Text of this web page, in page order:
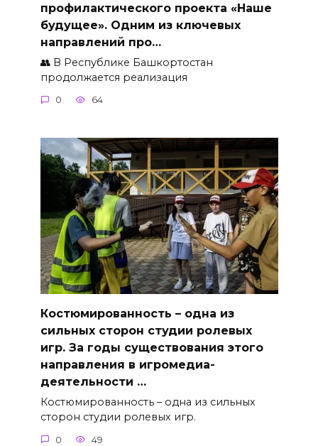
профилактического проекта «Наше
будущее». Одним из ключевых
направлений про…
👥 В Республике Башкортостан
продолжается реализация
0 64
Костюмированность – одна из
сильных сторон студии ролевых
игр. За годы существования этого
направления в игромедиа-
деятельности …
Костюмированность – одна из сильных
сторон студии ролевых игр.
0 49